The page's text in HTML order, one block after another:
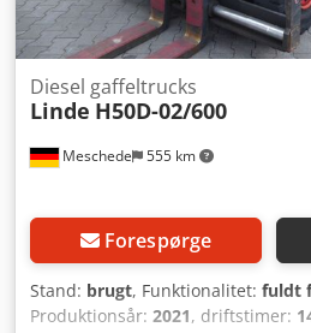
Meschede 555 km
Diesel gaffeltrucks
Linde H50D-02/600
Forespørge
Stand: brugt, Funktionalitet: fuldt
Produktionsår: 2021, driftstimer: